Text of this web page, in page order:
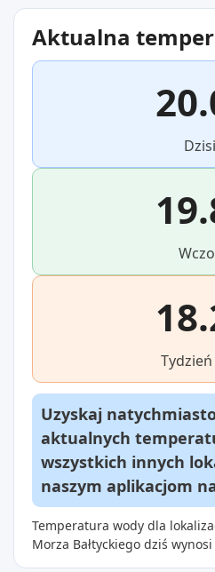
Aktualna
Uzyskaj
aktualnych
wszystkich innych
naszym aplikacjom
Temperatura wody dla
Morza Bałtyckiego dziś wynosi